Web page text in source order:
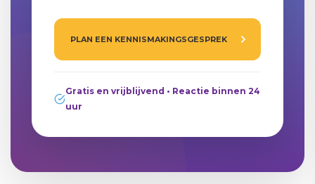
PLAN EEN KENNISMAKINGSGESPREK
Gratis en vrijblijvend • Reactie binnen 24
uur